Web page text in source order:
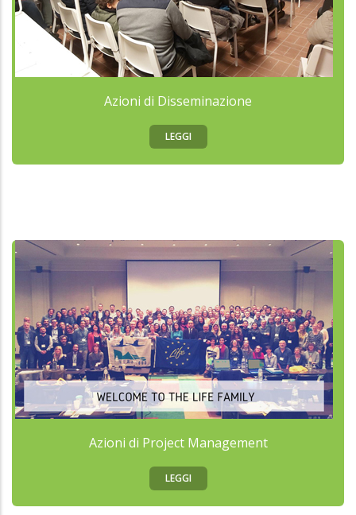
Azioni di Disseminazione
LEGGI
Azioni di Project Management
LEGGI